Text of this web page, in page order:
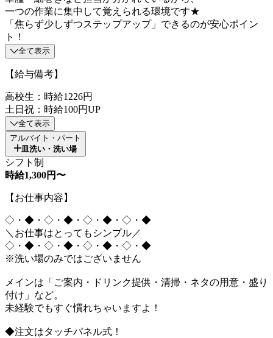
一つの作業に集中して覚えられる環境です★
「焦らず少しずつステップアップ」できるのが安心ポイン
ト！
全て表示
【給与備考】
高校生：時給1226円
土日祝：時給100円UP
全て表示
アルバイト・パート
皿洗い・洗い場
シフト制
時給1,300円〜
【お仕事内容】
◇・◆・◇・◆・◇・◆・◇・◆
＼お仕事はとってもシンプル／
◇・◆・◇・◆・◇・◆・◇・◆
※洗い場のみではございません
メインは「ご案内・ドリンク提供・清掃・ネタの用意・盛り
付け」など。
未経験でもすぐ慣れちゃいますよ！
◆注文はタッチパネル式！